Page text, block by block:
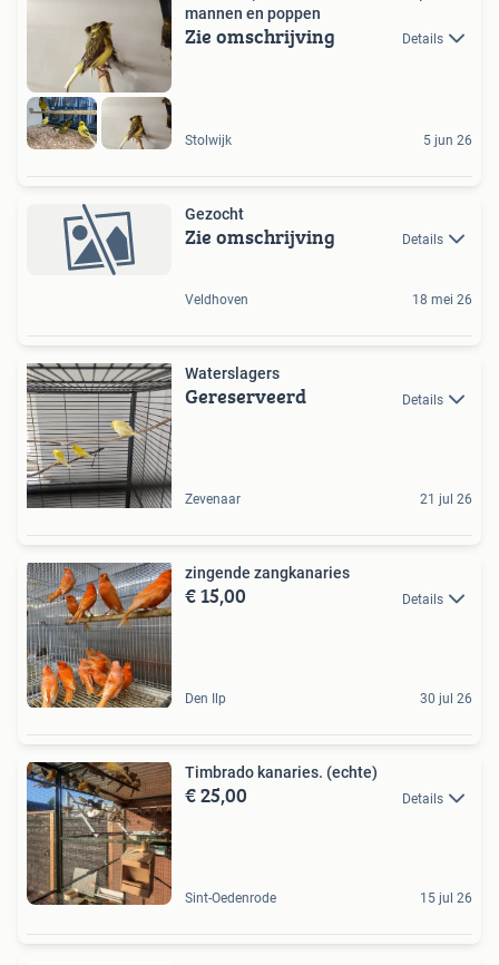
mannen en poppen
Zie omschrijving Details
Stolwijk 5 jun 26
Gezocht
Zie omschrijving Details
Veldhoven 18 mei 26
Waterslagers
Gereserveerd Details
Zevenaar 21 jul 26
zingende zangkanaries
€ 15,00 Details
Den Ilp 30 jul 26
Timbrado kanaries. (echte)
€ 25,00 Details
Sint-Oedenrode 15 jul 26